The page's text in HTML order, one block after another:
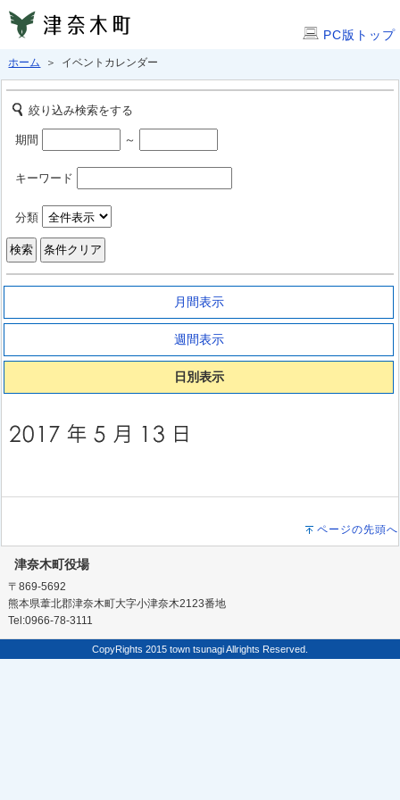
PC版トップ
ホーム ＞ イベントカレンダー
絞り込み検索をする
期間 ～
キーワード
分類
月間表示
週間表示
日別表示
ページの先頭へ
津奈木町役場
〒869-5692
熊本県葦北郡津奈木町大字小津奈木2123番地
Tel:0966-78-3111
CopyRights 2015 town tsunagi Allrights Reserved.